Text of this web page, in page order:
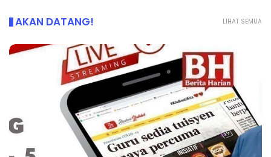
LIHAT SEMUA
AKAN DATANG!